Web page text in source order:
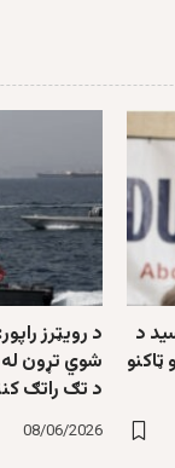
د
د رویټرز
شوي تړون
د تګ راتګ
08/06/2026